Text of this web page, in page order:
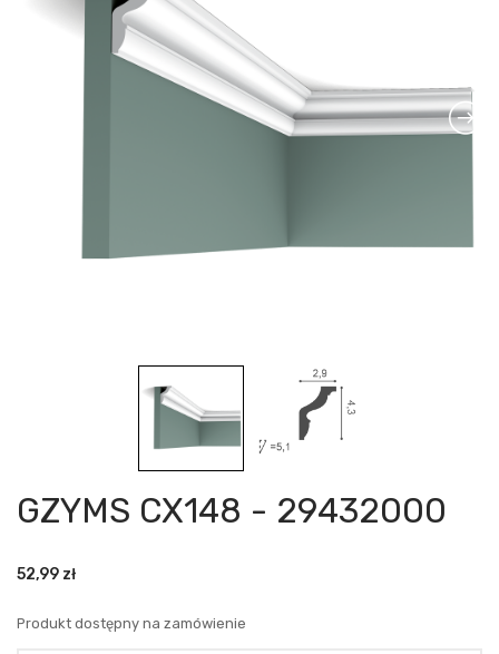
GZYMS CX148 - 29432000
52,99 zł
Produkt dostępny na zamówienie